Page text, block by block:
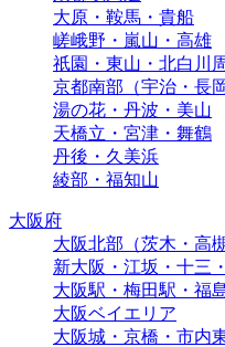
大原・鞍馬・貴船
嵯峨野・嵐山・高雄
祇園・東山・北白川
京都南部（宇治・長
湯の花・丹波・美山
天橋立・宮津・舞鶴
丹後・久美浜
綾部・福知山
大阪府
大阪北部（茨木・高
新大阪・江坂・十三
大阪駅・梅田駅・福
大阪ベイエリア
大阪城・京橋・市内